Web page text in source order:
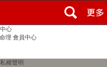
心
理 會員中心
權聲明